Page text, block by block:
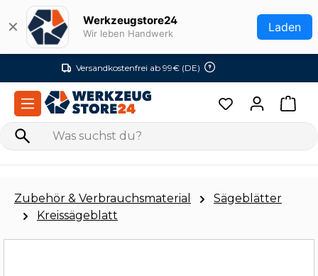
Zum Hauptinhalt springen
✕ Werkzeugstore24
Wir leben Handwerk Laden
Versandkostenfrei ab 99€ (DE)
Zubehör & Verbrauchsmaterial
Sägeblätter
Kreissägeblatt